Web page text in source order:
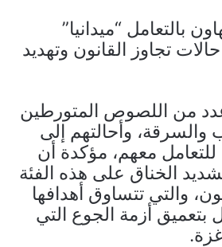
بالتعامل “ميدانيا”
تجاوز القانون وتهديد
من اللصوص المتورطين
وأحالتهم إلى
معهم، مؤكدة أن
الخناق على هذه الفئة
والتي تتساوق أهدافها
بتعميق أزمة الجوع التي